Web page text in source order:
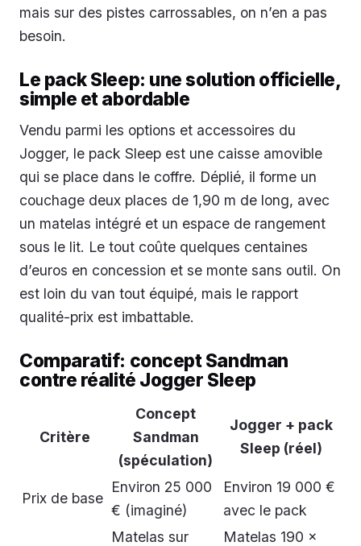
mais sur des pistes carrossables, on n’en a pas
besoin.
Le pack Sleep: une solution officielle,
simple et abordable
Vendu parmi les options et accessoires du
Jogger, le pack Sleep est une caisse amovible
qui se place dans le coffre. Déplié, il forme un
couchage deux places de 1,90 m de long, avec
un matelas intégré et un espace de rangement
sous le lit. Le tout coûte quelques centaines
d’euros en concession et se monte sans outil. On
est loin du van tout équipé, mais le rapport
qualité-prix est imbattable.
Comparatif: concept Sandman
contre réalité Jogger Sleep
Critère
Concept
Sandman
(spéculation)
Jogger + pack
Sleep (réel)
Prix de base
Environ 25 000
€ (imaginé)
Environ 19 000 €
avec le pack
Matelas sur
Matelas 190 ×